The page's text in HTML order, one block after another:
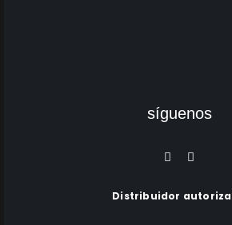
síguenos
Distribuidor